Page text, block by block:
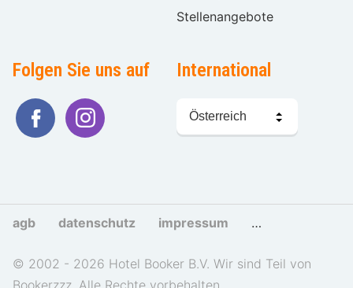
Stellenangebote
Folgen Sie uns auf International
Sprache
wählen
agb datenschutz impressum cookies und
© 2002 - 2026 Hotel Booker B.V. Wir sind Teil von
Bookerzzz. Alle Rechte vorbehalten.